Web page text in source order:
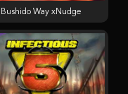
Bushido Way xNudge